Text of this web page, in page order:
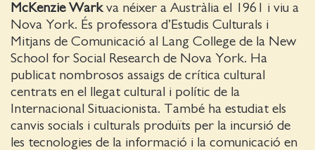
McKenzie Warkva néixer a Austràlia el 1961 i viu a
Nova York. És professora d’Estudis Culturals i
Mitjans de Comunicació al Lang College de la New
School for Social Research de Nova York. Ha
publicat nombrosos assaigs de crítica cultural
centrats en el llegat cultural i polític de la
Internacional Situacionista. També ha estudiat els
canvis socials i culturals produïts per la incursió de
les tecnologies de la informació i la comunicació en